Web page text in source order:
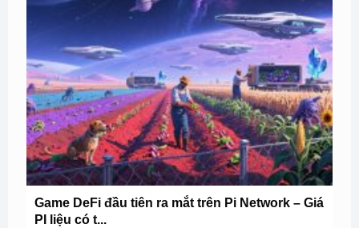
Game DeFi đầu tiên ra mắt trên Pi Network – Giá
PI liệu có t...